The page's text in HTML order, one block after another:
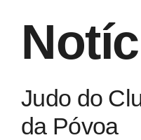
Judo do
da Póvoa